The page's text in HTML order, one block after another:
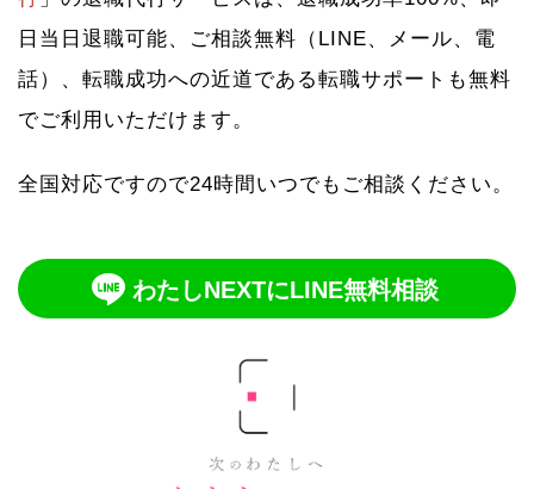
日当日退職可能、ご相談無料（LINE、メール、電
話）、転職成功への近道である転職サポートも無料
でご利用いただけます。
全国対応ですので24時間いつでもご相談ください。
わたしNEXTにLINE無料相談